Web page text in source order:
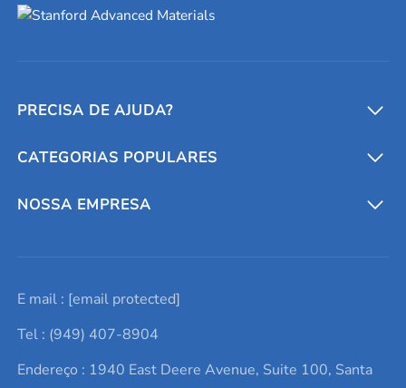
PRECISA DE AJUDA?
Conversores e calculadoras
Entre em contato conosco
Lista de consultas
Termos e Condições
CATEGORIAS POPULARES
Metais refratários
Elementos de terras raras
Alvos de pulverização catódica
NOSSA EMPRESA
Promoções atuais
Notícias e blogs
E mail : [email protected]
Tel : (949) 407-8904
Endereço : 1940 East Deere Avenue, Suite 100, Santa